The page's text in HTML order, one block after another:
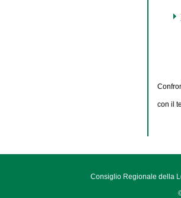
con il
Consiglio Regionale della